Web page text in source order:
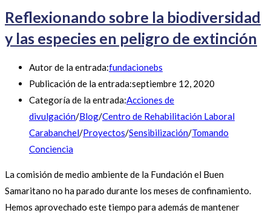
Reflexionando sobre la biodiversidad
y las especies en peligro de extinción
Autor de la entrada:fundacionebs
Publicación de la entrada:septiembre 12, 2020
Categoría de la entrada:Acciones de
divulgación/Blog/Centro de Rehabilitación Laboral
Carabanchel/Proyectos/Sensibilización/Tomando
Conciencia
La comisión de medio ambiente de la Fundación el Buen
Samaritano no ha parado durante los meses de confinamiento.
Hemos aprovechado este tiempo para además de mantener